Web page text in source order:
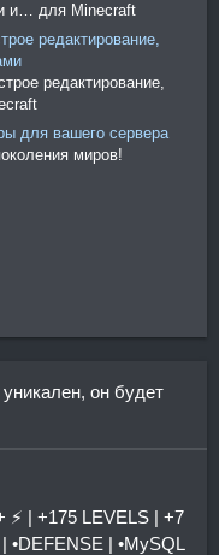
и… для Minecraft
редактирование,
редактирование,
для вашего сервера
миров!
он будет
⚡ | +175 LEVELS | +7
•DEFENSE | •MySQL